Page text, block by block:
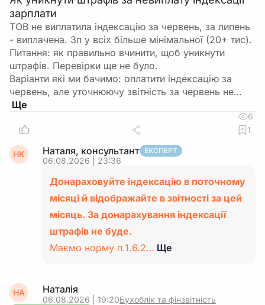
зарплати
ТОВ не виплатила індексацію за червень, за липень
- виплачена. Зп у всіх більше мінімальної (20+ тис).
Питання: як правильно вчинити, щоб уникнути
штрафів. Перевірки ще не було.
Варіанти які ми бачимо: оплатити індексацію за
червень, але уточнюючу звітність за червень не…
6
1
НК Наталя, консультант ЕКСПЕРТ
06.08.2026 | 23:36
Донараховуйте індексацію в поточному
місяці й відображайте в звітності за цей
місяць. За донарахування індексації
штрафів не буде.
Маємо норму п.1.6.2… Ще
НА Наталія
06.08.2026 | 19:20Бухоблік та фінзвітність